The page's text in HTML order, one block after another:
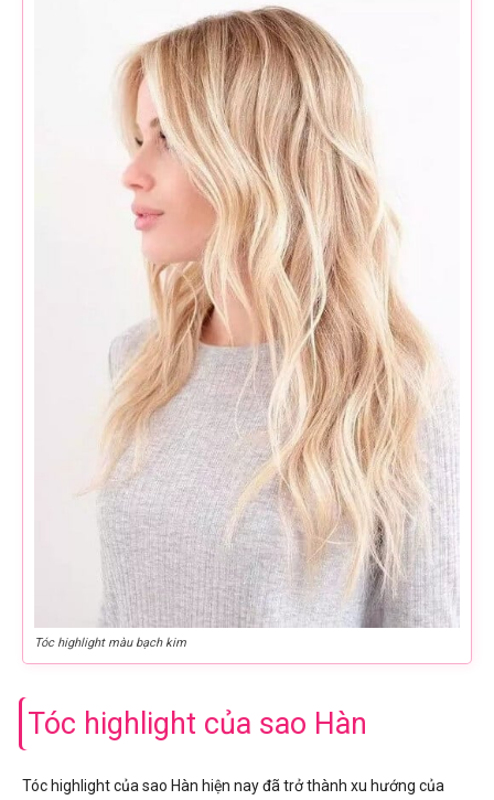
Tóc highlight màu bạch kim
Tóc highlight của sao Hàn
Tóc highlight của sao Hàn hiện nay đã trở thành xu hướng của